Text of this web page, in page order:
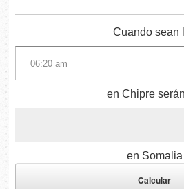
Cuando sean
en Chipre
en Somalia